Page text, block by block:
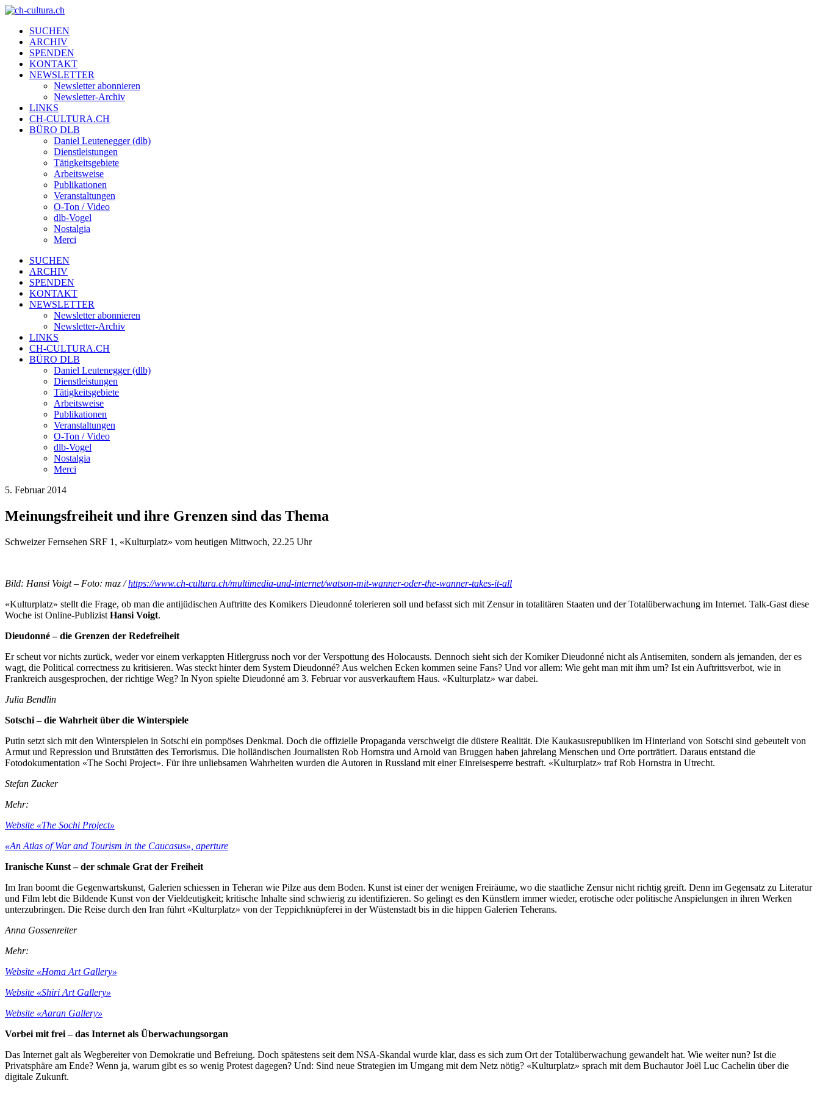
SUCHEN
ARCHIV
SPENDEN
KONTAKT
NEWSLETTER
Newsletter abonnieren
Newsletter-Archiv
LINKS
CH-CULTURA.CH
BÜRO DLB
Daniel Leutenegger (dlb)
Dienstleistungen
Tätigkeitsgebiete
Arbeitsweise
Publikationen
Veranstaltungen
O-Ton / Video
dlb-Vogel
Nostalgia
Merci
SUCHEN
ARCHIV
SPENDEN
KONTAKT
NEWSLETTER
Newsletter abonnieren
Newsletter-Archiv
LINKS
CH-CULTURA.CH
BÜRO DLB
Daniel Leutenegger (dlb)
Dienstleistungen
Tätigkeitsgebiete
Arbeitsweise
Publikationen
Veranstaltungen
O-Ton / Video
dlb-Vogel
Nostalgia
Merci
5. Februar 2014
Meinungsfreiheit und ihre Grenzen sind das Thema
Schweizer Fernsehen SRF 1, «Kulturplatz» vom heutigen Mittwoch, 22.25 Uhr
Bild: Hansi Voigt – Foto: maz /https://www.ch-cultura.ch/multimedia-und-internet/watson-mit-wanner-oder-the-wanner-takes-it-all
«Kulturplatz» stellt die Frage, ob man die antijüdischen Auftritte des Komikers Dieudonné tolerieren soll und befasst sich mit Zensur in totalitären Staaten und der Totalüberwachung im Internet. Talk-Gast diese
Woche ist Online-Publizist Hansi Voigt.
Dieudonné – die Grenzen der Redefreiheit
Er scheut vor nichts zurück, weder vor einem verkappten Hitlergruss noch vor der Verspottung des Holocausts. Dennoch sieht sich der Komiker Dieudonné nicht als Antisemiten, sondern als jemanden, der es
wagt, die Political correctness zu kritisieren. Was steckt hinter dem System Dieudonné? Aus welchen Ecken kommen seine Fans? Und vor allem: Wie geht man mit ihm um? Ist ein Auftrittsverbot, wie in
Frankreich ausgesprochen, der richtige Weg? In Nyon spielte Dieudonné am 3. Februar vor ausverkauftem Haus. «Kulturplatz» war dabei.
Julia Bendlin
Sotschi – die Wahrheit über die Winterspiele
Putin setzt sich mit den Winterspielen in Sotschi ein pompöses Denkmal. Doch die offizielle Propaganda verschweigt die düstere Realität. Die Kaukasusrepubliken im Hinterland von Sotschi sind gebeutelt von
Armut und Repression und Brutstätten des Terrorismus. Die holländischen Journalisten Rob Hornstra und Arnold van Bruggen haben jahrelang Menschen und Orte porträtiert. Daraus entstand die
Fotodokumentation «The Sochi Project». Für ihre unliebsamen Wahrheiten wurden die Autoren in Russland mit einer Einreisesperre bestraft. «Kulturplatz» traf Rob Hornstra in Utrecht.
Stefan Zucker
Mehr:
Website «The Sochi Project»
«An Atlas of War and Tourism in the Caucasus», aperture
Iranische Kunst – der schmale Grat der Freiheit
Im Iran boomt die Gegenwartskunst, Galerien schiessen in Teheran wie Pilze aus dem Boden. Kunst ist einer der wenigen Freiräume, wo die staatliche Zensur nicht richtig greift. Denn im Gegensatz zu Literatur
und Film lebt die Bildende Kunst von der Vieldeutigkeit; kritische Inhalte sind schwierig zu identifizieren. So gelingt es den Künstlern immer wieder, erotische oder politische Anspielungen in ihren Werken
unterzubringen. Die Reise durch den Iran führt «Kulturplatz» von der Teppichknüpferei in der Wüstenstadt bis in die hippen Galerien Teherans.
Anna Gossenreiter
Mehr:
Website «Homa Art Gallery»
Website «Shiri Art Gallery»
Website «Aaran Gallery»
Vorbei mit frei – das Internet als Überwachungsorgan
Das Internet galt als Wegbereiter von Demokratie und Befreiung. Doch spätestens seit dem NSA-Skandal wurde klar, dass es sich zum Ort der Totalüberwachung gewandelt hat. Wie weiter nun? Ist die
Privatsphäre am Ende? Wenn ja, warum gibt es so wenig Protest dagegen? Und: Sind neue Strategien im Umgang mit dem Netz nötig? «Kulturplatz» sprach mit dem Buchautor Joël Luc Cachelin über die
digitale Zukunft.